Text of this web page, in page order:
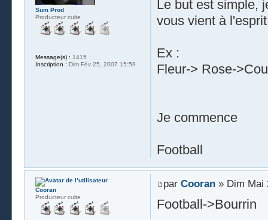
Le but est simple,
vous vient à
Ex :
Fleur-> Rose-
Je commence
Football
Sum Prod
Producteur culte
Message(s) : 1415
Inscription : Dim Fév 25, 2007 15:59
par Cooran» Dim Mai
Football->Bourrin
Cooran
Producteur culte